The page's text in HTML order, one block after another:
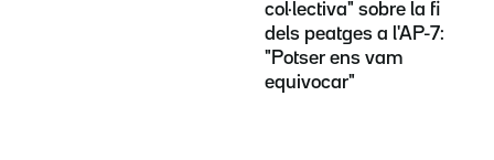
col·lectiva" sobre la fi
dels peatges a l'AP-7:
"Potser ens vam
equivocar"